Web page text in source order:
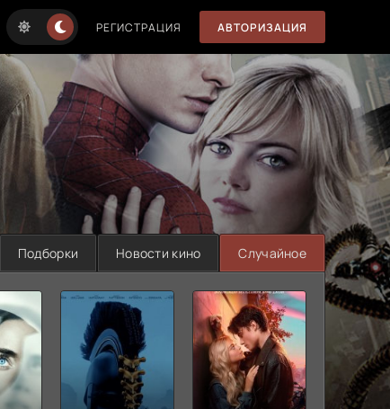
РЕГИСТРАЦИЯ АВТОРИЗАЦИЯ
Подборки Новости кино Случайное